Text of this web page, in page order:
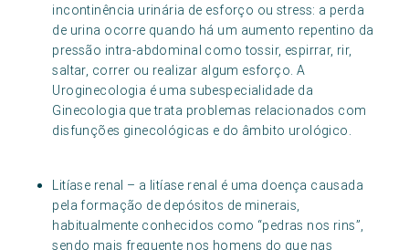
incontinência urinária de esforço ou stress: a perda
de urina ocorre quando há um aumento repentino da
pressão intra-abdominal como tossir, espirrar, rir,
saltar, correr ou realizar algum esforço. A
Uroginecologia é uma subespecialidade da
Ginecologia que trata problemas relacionados com
disfunções ginecológicas e do âmbito urológico.
Litíase renal – a litíase renal é uma doença causada
pela formação de depósitos de minerais,
habitualmente conhecidos como “pedras nos rins”,
sendo mais frequente nos homens do que nas